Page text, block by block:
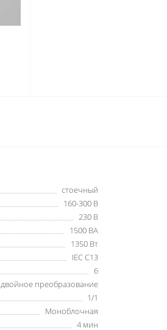
стоечный
160-300 В
230 В
1500 ВА
1350 Вт
IEC C13
6
двойное преобразование
1/1
Моноблочная
4 мин